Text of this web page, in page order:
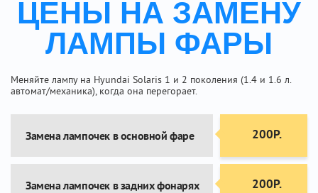
ЦЕНЫ НА ЗАМЕНУ
ЛАМПЫ ФАРЫ
Меняйте лампу на Hyundai Solaris 1 и 2 поколения (1.4 и 1.6 л.
автомат/механика), когда она перегорает.
Замена лампочек в основной фаре 200Р.
Замена лампочек в задних фонарях 200Р.